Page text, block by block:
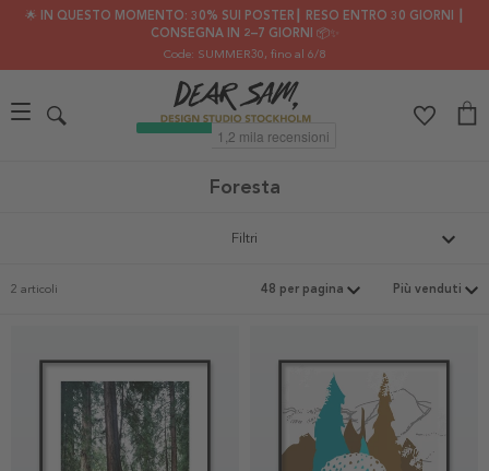
🌟 IN QUESTO MOMENTO: 30% SUI POSTER┃ RESO ENTRO 30 GIORNI ┃
CONSEGNA IN 2–7 GIORNI 📦✨
Code: SUMMER30, fino al 6/8
Foresta
Filtri
2 articoli